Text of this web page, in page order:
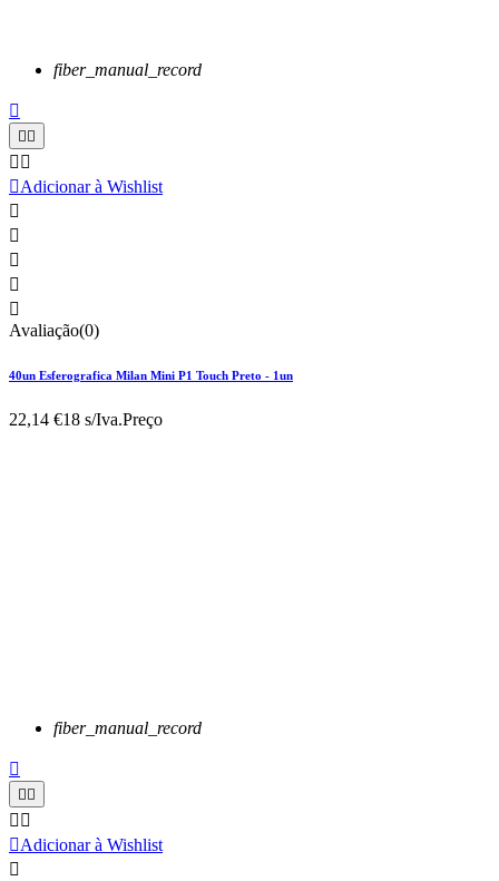
fiber_manual_record

 
 
Adicionar à Wishlist





Avaliação(0)
40un Esferografica Milan Mini P1 Touch Preto - 1un
22,14 €18 s/Iva.Preço
fiber_manual_record

 
 
Adicionar à Wishlist
